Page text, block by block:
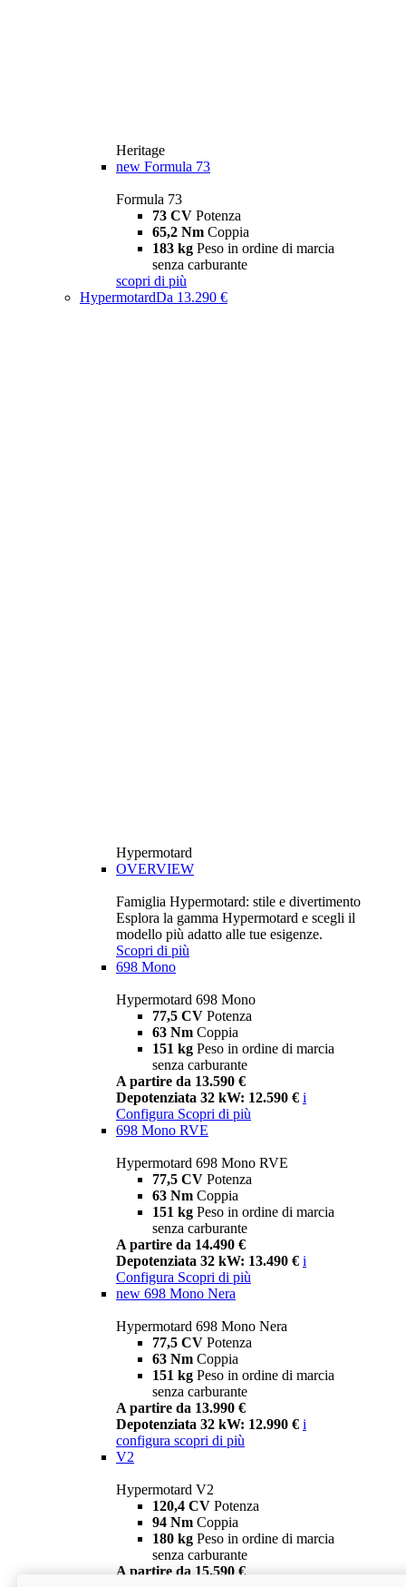
Heritage
new Formula 73
Formula 73
73 CV Potenza
65,2 Nm Coppia
183 kg Peso in ordine di marcia
senza carburante
scopri di più
HypermotardDa 13.290 €
Hypermotard
OVERVIEW
Famiglia Hypermotard: stile e divertimento
Esplora la gamma Hypermotard e scegli il
modello più adatto alle tue esigenze.
Scopri di più
698 Mono
Hypermotard 698 Mono
77,5 CV Potenza
63 Nm Coppia
151 kg Peso in ordine di marcia
senza carburante
A partire da 13.590 €
Depotenziata 32 kW: 12.590 € i
Configura Scopri di più
698 Mono RVE
Hypermotard 698 Mono RVE
77,5 CV Potenza
63 Nm Coppia
151 kg Peso in ordine di marcia
senza carburante
A partire da 14.490 €
Depotenziata 32 kW: 13.490 € i
Configura Scopri di più
new 698 Mono Nera
Hypermotard 698 Mono Nera
77,5 CV Potenza
63 Nm Coppia
151 kg Peso in ordine di marcia
senza carburante
A partire da 13.990 €
Depotenziata 32 kW: 12.990 € i
configura scopri di più
V2
Hypermotard V2
120,4 CV Potenza
94 Nm Coppia
180 kg Peso in ordine di marcia
senza carburante
A partire da 15.590 €